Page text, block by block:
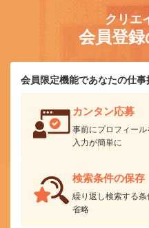
クリエ
会員登
会員限定機能であなたの仕事
カンタン応募
事前にプロフィー
入力が簡単に
検索条件の保存
繰り返し検索する
省略